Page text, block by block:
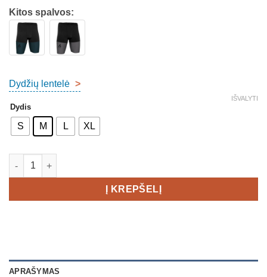
Kitos spalvos:
Dydžių lentelė >
Dydis
S M L XL
IŠVALYTI
produkto kiekis: SURPAS Pace Short Tights Men
Į KREPŠELĮ
APRAŠYMAS